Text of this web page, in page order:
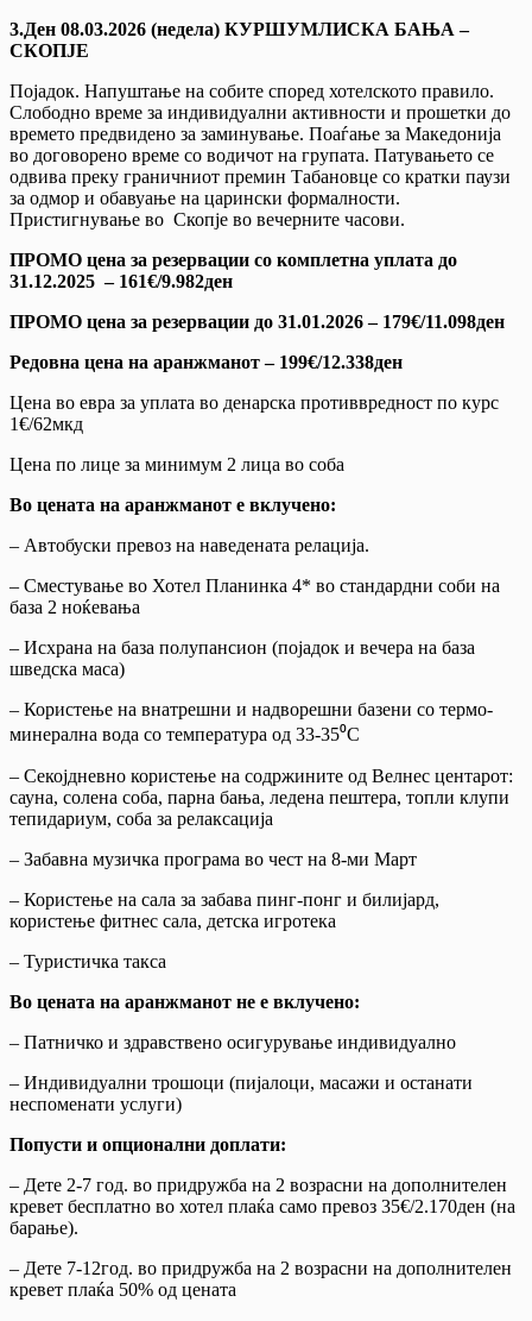
3.Ден 08.03.2026 (недела) КУРШУМЛИСКА БАЊА –
СКОПЈЕ
Појадок. Напуштање на собите според хотелското правило.
Слободно време за индивидуални активности и прошетки до
времето предвидено за заминување. Поаѓање за Македонија
во договорено време со водичот на групата. Патувањето се
одвива преку граничниот премин Табановце со кратки паузи
за одмор и обавуање на царински формалности.
Пристигнување во Скопје во вечерните часови.
ПРОМО цена за резервации со комплетна уплата до
31.12.2025 – 161€/9.982ден
ПРОМО цена за резервации до 31.01.2026 – 179€/11.098ден
Редовна цена на аранжманот – 199€/12.338ден
Цена во евра за уплата во денарска противвредност по курс
1€/62мкд
Цена по лице за минимум 2 лица во соба
Во цената на аранжманот е вклучено:
– Автобуски превоз на наведената релација.
– Сместување во Хотел Планинка 4* во стандардни соби на
база 2 ноќевања
– Исхрана на база полупансион (појадок и вечера на база
шведска маса)
– Користење на внатрешни и надворешни базени со термо-
минерална вода со температура од 33-35⁰C
– Секојдневно користење на содржините од Велнес центарот:
сауна, солена соба, парна бања, ледена пештера, топли клупи
тепидариум, соба за релаксација
– Забавна музичка програма во чест на 8-ми Март
– Користење на сала за забава пинг-понг и билијард,
користење фитнес сала, детска игротека
– Туристичка такса
Во цената на аранжманот не е вклучено:
– Патничко и здравствено осигурување индивидуално
– Индивидуални трошоци (пијалоци, масажи и останати
неспоменати услуги)
Попусти и опционални доплати:
– Дете 2-7 год. во придружба на 2 возрасни на дополнителен
кревет бесплатно во хотел плаќа само превоз 35€/2.170ден (на
барање).
– Дете 7-12год. во придружба на 2 возрасни на дополнителен
кревет плаќа 50% од цената